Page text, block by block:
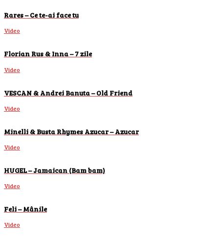
Rares – Ce te-ai face tu
Video
Florian Rus & Inna – 7 zile
Video
VESCAN & Andrei Banuta – Old Friend
Video
Minelli & Busta Rhymes Azucar – Azucar
Video
HUGEL – Jamaican (Bam bam)
Video
Feli – Mânile
Video